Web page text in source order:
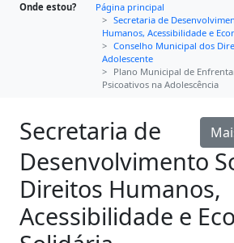
Onde estou?
Página principal
Secretaria de
Humanos, Acessibilidade e
Conselho Municipal dos
Adolescente
Plano Municipal de
Psicoativos na Adolescência
Secretaria de
Desenvolvimento
Direitos Humanos,
Acessibilidade e